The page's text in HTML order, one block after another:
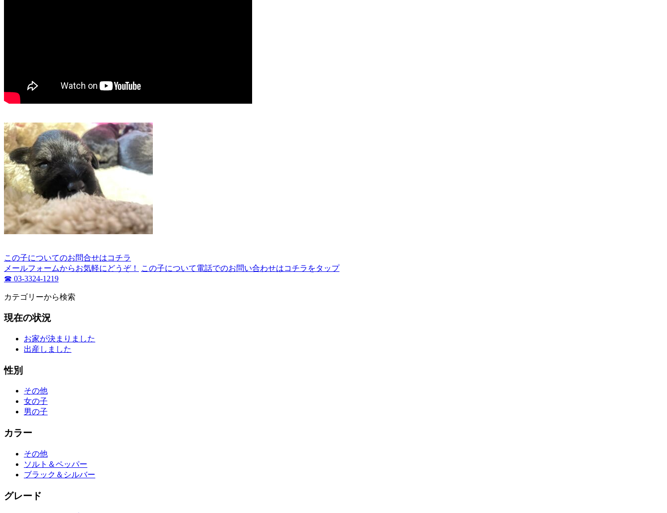
この子についてのお問合せはコチラ
メールフォームからお気軽にどうぞ！
この子について電話でのお問い合わせはコチラをタップ
☎ 03-3324-1219
カテゴリーから検索
現在の状況
お家が決まりました
出産しました
性別
その他
女の子
男の子
カラー
その他
ソルト＆ペッパー
ブラック＆シルバー
グレード